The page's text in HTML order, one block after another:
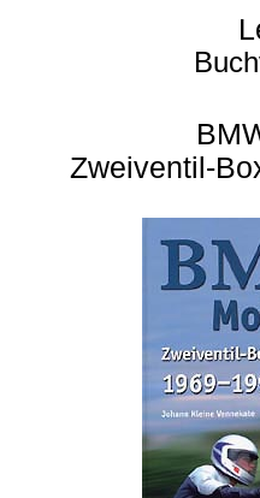
Zweiventil-